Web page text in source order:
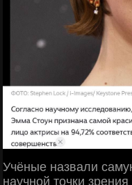
Учёные назвали
научной точки